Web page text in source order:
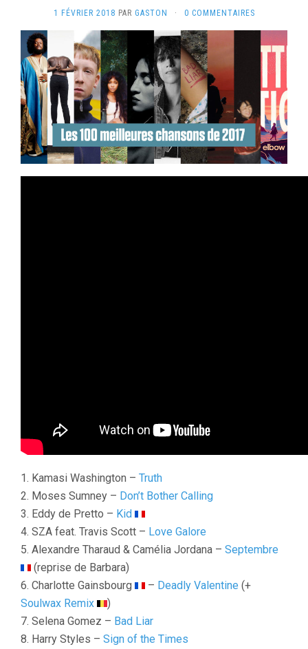
1 FÉVRIER 2018 PAR GASTON · 0 COMMENTAIRES
1. Kamasi Washington – Truth
2. Moses Sumney – Don’t Bother Calling
3. Eddy de Pretto – Kid
4. SZA feat. Travis Scott – Love Galore
5. Alexandre Tharaud & Camélia Jordana – Septembre
(reprise de Barbara)
6. Charlotte Gainsbourg
– Deadly Valentine (+
Soulwax Remix
)
7. Selena Gomez – Bad Liar
8. Harry Styles – Sign of the Times